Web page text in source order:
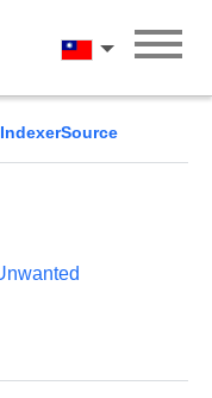
漢語
IndexerSource